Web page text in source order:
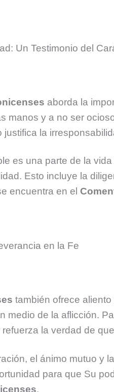
Un Testimonio del
aborda la
manos y a no ser
la
es una parte de la
Esto incluye la
encuentra en el
en la Fe
también ofrece
medio de la aflicción.
la verdad de
el ánimo mutuo y
para que Su
.